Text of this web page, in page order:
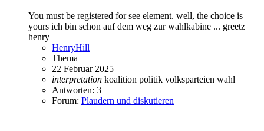
You must be registered for see element. well, the choice is
yours ich bin schon auf dem weg zur wahlkabine ... greetz
henry
HenryHill
Thema
22 Februar 2025
interpretation koalition politik volksparteien wahl
Antworten: 3
Forum: Plaudern und diskutieren